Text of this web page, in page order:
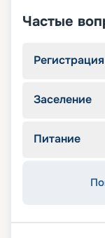
Частые
Регистрация
Заселение
Питание